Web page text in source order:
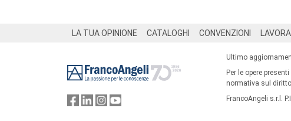
LA TUA OPINIONE CATALOGHI CONVENZIONI
Ultimo
Per le opere
normativa sul
FrancoAngeli s.r.l.